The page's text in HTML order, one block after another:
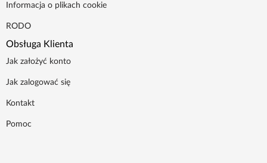
Informacja o plikach cookie
RODO
Obsługa Klienta
Jak założyć konto
Jak zalogować się
Kontakt
Pomoc